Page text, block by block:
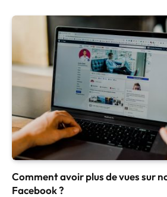
Comment avoir plus de vues sur
Facebook ?